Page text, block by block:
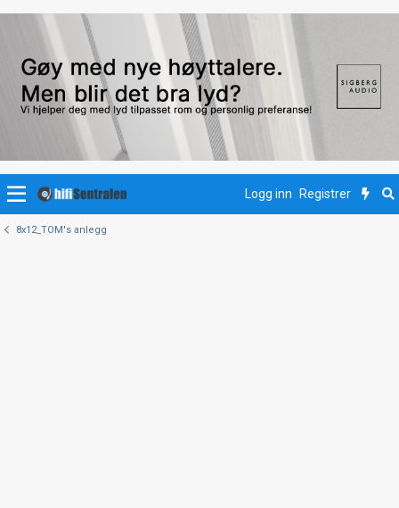
Logg inn Registrer
8x12_TOM's anlegg